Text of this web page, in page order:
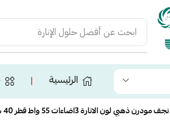
ابحث عن أفضل حلول الإنارة
الرئيسية ❘
نجف مودرن ذهبي لون الانارة 3اضاءات 55 واط قطر 40 سم